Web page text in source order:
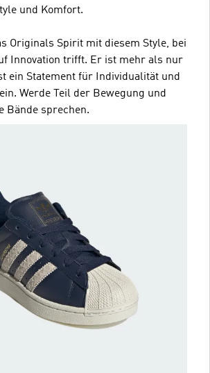
und Komfort.
Originals Spirit mit diesem Style, bei
Innovation trifft. Er ist mehr als nur
ein Statement für Individualität und
Werde Teil der Bewegung und
Bände sprechen.